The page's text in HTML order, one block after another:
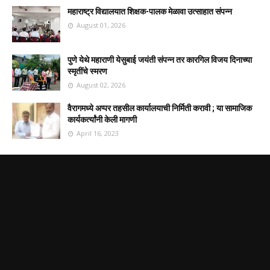
महाराष्ट्र विद्यालयात शिक्षक-पालक मेळावा उत्साहात संपन्न
August 01, 2026
पुणे येथे महाराणी येसुबाई जयंती संपन्न तर कारगिल विजय दिनाच्या
स्मृतींचे स्मरण
August 02, 2026
वैरागमध्ये अप्पर तहसील कार्यालयाची निर्मिती करावी ; या सामाजिक
कार्यकर्त्यांनी केली मागणी
April 16, 2023